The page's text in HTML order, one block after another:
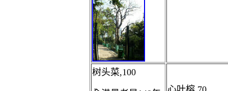
树头菜,100